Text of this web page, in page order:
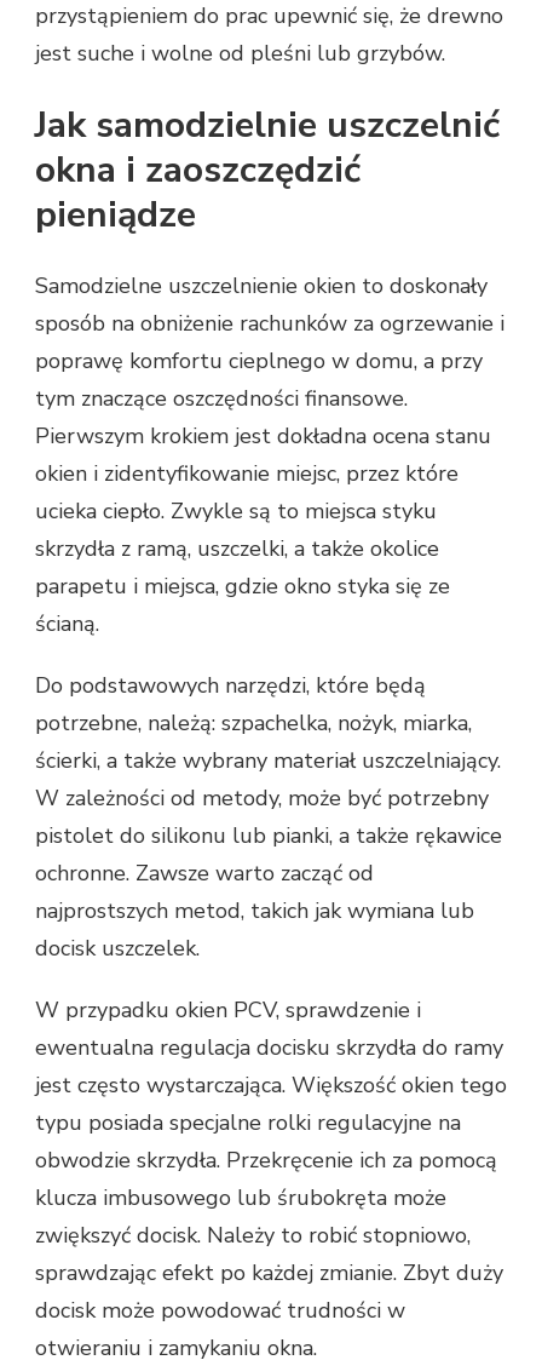
przystąpieniem do prac upewnić się, że drewno
jest suche i wolne od pleśni lub grzybów.
Jak samodzielnie uszczelnić
okna i zaoszczędzić
pieniądze
Samodzielne uszczelnienie okien to doskonały
sposób na obniżenie rachunków za ogrzewanie i
poprawę komfortu cieplnego w domu, a przy
tym znaczące oszczędności finansowe.
Pierwszym krokiem jest dokładna ocena stanu
okien i zidentyfikowanie miejsc, przez które
ucieka ciepło. Zwykle są to miejsca styku
skrzydła z ramą, uszczelki, a także okolice
parapetu i miejsca, gdzie okno styka się ze
ścianą.
Do podstawowych narzędzi, które będą
potrzebne, należą: szpachelka, nożyk, miarka,
ścierki, a także wybrany materiał uszczelniający.
W zależności od metody, może być potrzebny
pistolet do silikonu lub pianki, a także rękawice
ochronne. Zawsze warto zacząć od
najprostszych metod, takich jak wymiana lub
docisk uszczelek.
W przypadku okien PCV, sprawdzenie i
ewentualna regulacja docisku skrzydła do ramy
jest często wystarczająca. Większość okien tego
typu posiada specjalne rolki regulacyjne na
obwodzie skrzydła. Przekręcenie ich za pomocą
klucza imbusowego lub śrubokręta może
zwiększyć docisk. Należy to robić stopniowo,
sprawdzając efekt po każdej zmianie. Zbyt duży
docisk może powodować trudności w
otwieraniu i zamykaniu okna.